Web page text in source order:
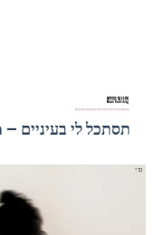
Offer Nissim X Shiri Maimon – תסתכל לי בעיניים